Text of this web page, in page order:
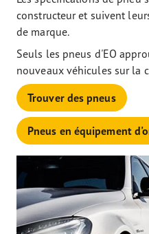
constructeur et suivent
de marque.
Seuls les pneus d'EO
nouveaux véhicules sur la
Trouver des pneus
Pneus en équipement